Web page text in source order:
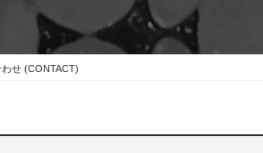
せ (CONTACT)